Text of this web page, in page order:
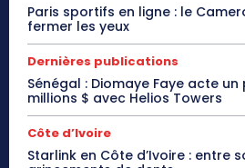
Paris sportifs en ligne : le
fermer les yeux
Dernières publications
Sénégal : Diomaye Faye acte
millions $ avec Helios Towers
Côte d’Ivoire
Starlink en Côte d’Ivoire : entre